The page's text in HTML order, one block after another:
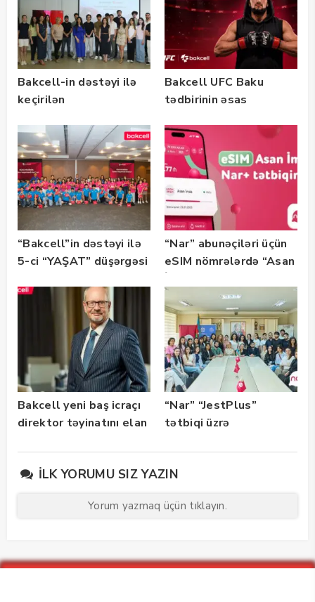
Bakcell-in dəstəyi ilə
keçirilən
Bootcamp” başladı
Bakcell UFC Baku
tədbirinin əsas
“Bakcell”in dəstəyi ilə
5-ci “YAŞAT” düşərgəsi
“Nar” abunəçiləri üçün
eSIM nömrələrdə “Asan
istifadəyə verildi
Bakcell yeni baş icraçı
direktor təyinatını elan
“Nar” “JestPlus”
tətbiqi üzrə
İLK YORUMU SIZ YAZIN
Yorum yazmaq üçün tıklayın.